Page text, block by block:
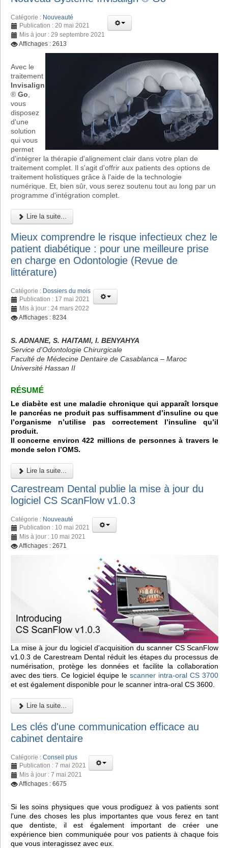
Catégorie : Nouveauté
Publication : 20 mai 2021
Mis à jour : 29 septembre 2021
Affichages : 2613
Avec le
traitement
Invisalign
® Go
vous
disposez
d'une
solution
qui vous
permet
d'intégrer la thérapie d'alignement clair dans votre plan de
traitement complet. Il s'agit d'offrir aux patients des options de
traitement holistiques grâce à l'aide de la technologie
numérique. Et, bien sûr, vous serez soutenu tout au long par un
programme d'intégration complet.
Lire la suite...
Mieux comprendre le risque infectieux chez le
patient diabétique : pour une meilleure prise
en charge en Odontologie (Revue de
littérature)
Catégorie : Dossiers du mois
Publication : 17 mai 2021
Mis à jour : 24 mars 2022
Affichages : 8234
S. ADNANE, S. HAITAMI, I. BENYAHYA
Service d'Odontologie Chirurgicale
Faculté de Médecine Dentaire de Casablanca – Maroc
Université Hassan II
RÉSUMÉ
Le diabète est une maladie chronique qui apparaît lorsque
le pancréas ne produit pas suffisamment d’insuline ou que
l’organisme n’utilise pas correctement l’insuline qu’il
produit.
Il concerne environ 422 millions de personnes à travers le
monde selon l’OMS.
Lire la suite...
Carestream Dental publie la mise à jour du
logiciel CS ScanFlow v1.0.3
Catégorie : Nouveauté
Publication : 10 mai 2021
Mis à jour : 10 mai 2021
Affichages : 2671
La mise à jour du logiciel d'acquisition du scanner CS ScanFlow
v1.0.3 de Carestream Dental réduit les étapes du processus de
numérisation, protège les données et facilite la collaboration
avec des tiers. Ce logiciel équipe le scanner intra-oral CS 3700
et est également disponible pour le scanner intra-oral CS 3600.
Lire la suite...
Les clés d'une communication efficace au
cabinet dentaire
Catégorie : Conseil plus
Publication : 7 mai 2021
Mis à jour : 7 mai 2021
Affichages : 6675
Si les soins physiques que vous prodiguez à vos patients sont
l'une des choses les plus importantes que vous ferez en tant
que dentiste, il est également important de créer une
expérience bien communiquée pour vos patients à chaque fois
que vous interagissez avec eux.